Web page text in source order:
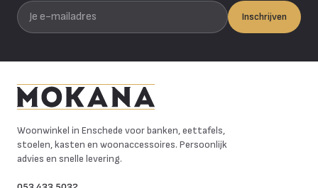
Je e-mailadres
Inschrijven
Woonwinkel in Enschede voor banken, eettafels,
stoelen, kasten en woonaccessoires. Persoonlijk
advies en snelle levering.